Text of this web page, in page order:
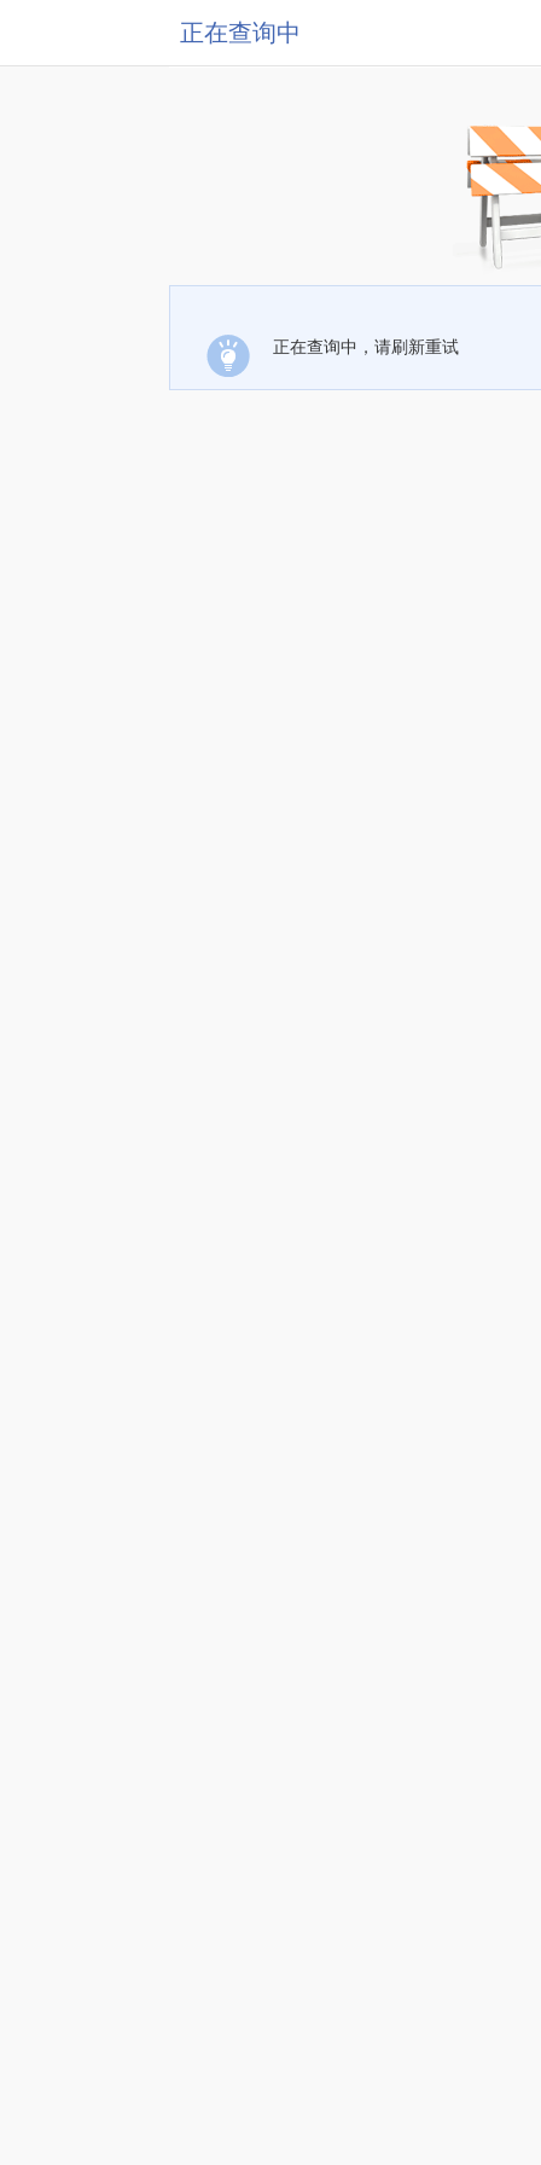
正在查询中
正在查询中，请刷新重试